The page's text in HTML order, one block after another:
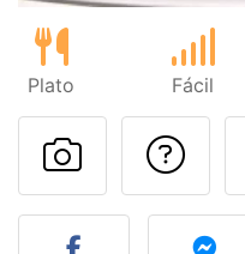
Plato Fácil
Publicar